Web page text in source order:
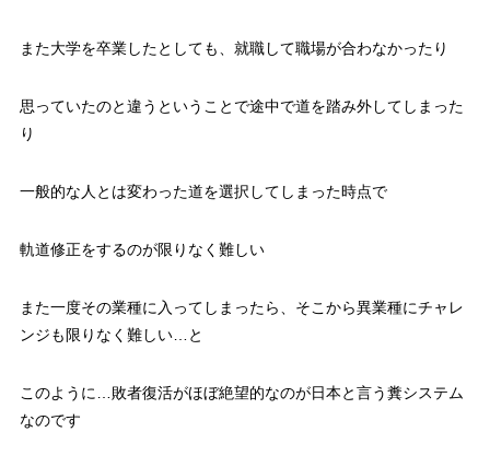
また大学を卒業したとしても、就職して職場が合わなかったり
思っていたのと違うということで途中で道を踏み外してしまった
り
一般的な人とは変わった道を選択してしまった時点で
軌道修正をするのが限りなく難しい
また一度その業種に入ってしまったら、そこから異業種にチャレ
ンジも限りなく難しい…と
このように…敗者復活がほぼ絶望的なのが日本と言う糞システム
なのです